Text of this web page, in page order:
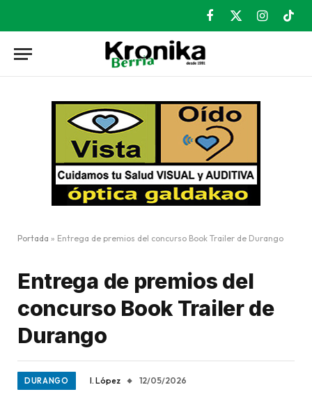
Facebook
X
Instagram
Portada » Entrega de premios del concurso Book Trailer de Durango
Entrega de premios del
concurso Book Trailer de
Durango
DURANGO I. López 12/05/2026